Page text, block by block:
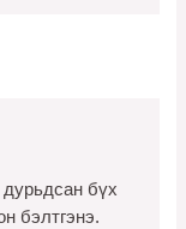
бүх
бэлтгэнэ.